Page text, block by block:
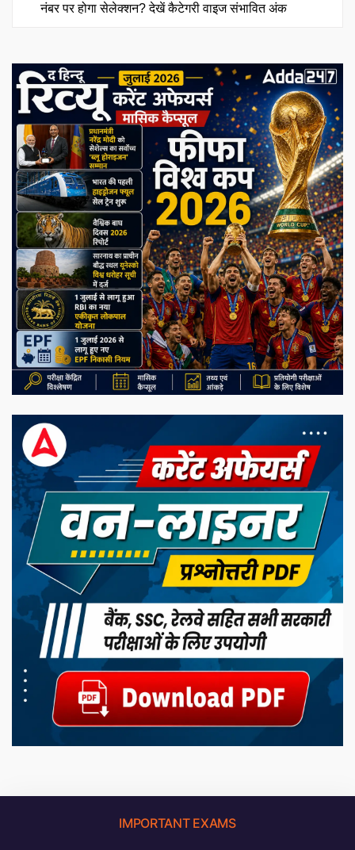
नंबर पर होगा सेलेक्शन? देखें कैटेगरी वाइज संभावित अंक
IMPORTANT EXAMS